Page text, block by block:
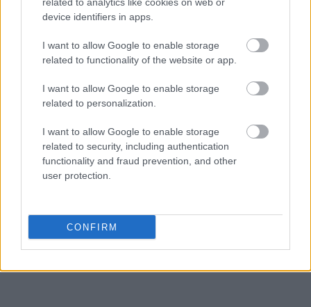
device identifiers in apps.
I want to allow Google to enable storage
related to functionality of the website or app.
I want to allow Google to enable storage
related to personalization.
I want to allow Google to enable storage
related to security, including authentication
functionality and fraud prevention, and other
user protection.
CONFIRM
by zamknąć
SUBSCRIBE
A customizable modal perfect for newsletters
[mc4wp_form id="496"]